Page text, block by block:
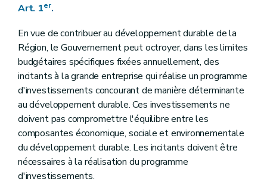
Art. 1er.
En vue de contribuer au développement durable de la
Région, le Gouvernement peut octroyer, dans les limites
budgétaires spécifiques fixées annuellement, des
incitants à la grande entreprise qui réalise un programme
d'investissements concourant de manière déterminante
au développement durable. Ces investissements ne
doivent pas compromettre l'équilibre entre les
composantes économique, sociale et environnementale
du développement durable. Les incitants doivent être
nécessaires à la réalisation du programme
d'investissements.